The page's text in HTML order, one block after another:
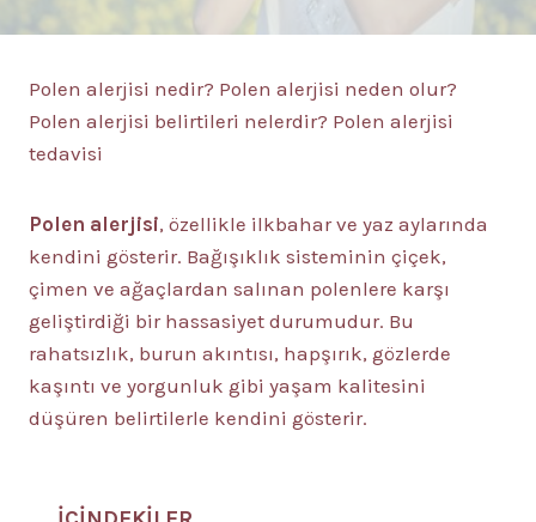
Polen alerjisi nedir? Polen alerjisi neden olur?
Polen alerjisi belirtileri nelerdir? Polen alerjisi
tedavisi
Polen alerjisi, özellikle ilkbahar ve yaz aylarında
kendini gösterir. Bağışıklık sisteminin çiçek,
çimen ve ağaçlardan salınan polenlere karşı
geliştirdiği bir hassasiyet durumudur. Bu
rahatsızlık, burun akıntısı, hapşırık, gözlerde
kaşıntı ve yorgunluk gibi yaşam kalitesini
düşüren belirtilerle kendini gösterir.